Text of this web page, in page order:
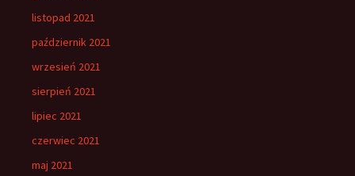
listopad 2021
październik 2021
wrzesień 2021
sierpień 2021
lipiec 2021
czerwiec 2021
maj 2021